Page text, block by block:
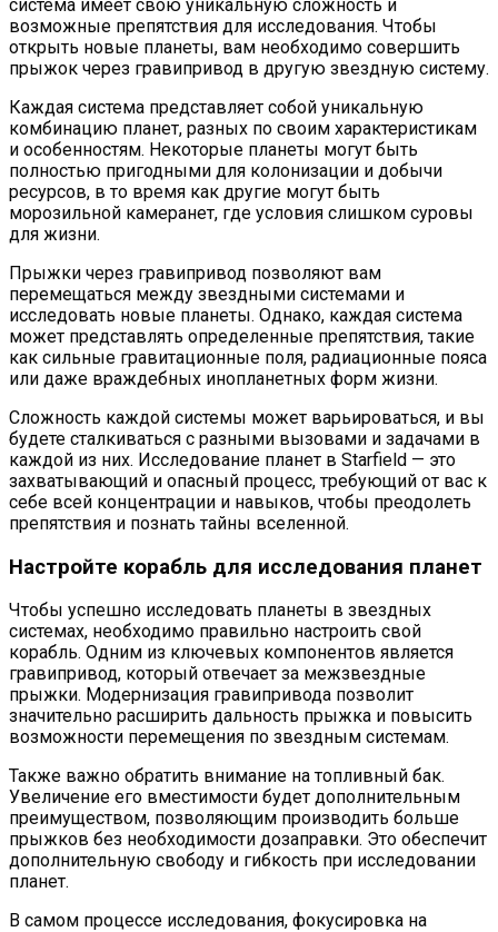
система имеет свою уникальную сложность и
возможные препятствия для исследования. Чтобы
открыть новые планеты, вам необходимо совершить
прыжок через гравипривод в другую звездную систему.
Каждая система представляет собой уникальную
комбинацию планет, разных по своим характеристикам
и особенностям. Некоторые планеты могут быть
полностью пригодными для колонизации и добычи
ресурсов, в то время как другие могут быть
морозильной камеранет, где условия слишком суровы
для жизни.
Прыжки через гравипривод позволяют вам
перемещаться между звездными системами и
исследовать новые планеты. Однако, каждая система
может представлять определенные препятствия, такие
как сильные гравитационные поля, радиационные пояса
или даже враждебных инопланетных форм жизни.
Сложность каждой системы может варьироваться, и вы
будете сталкиваться с разными вызовами и задачами в
каждой из них. Исследование планет в Starfield — это
захватывающий и опасный процесс, требующий от вас к
себе всей концентрации и навыков, чтобы преодолеть
препятствия и познать тайны вселенной.
Настройте корабль для исследования планет
Чтобы успешно исследовать планеты в звездных
системах, необходимо правильно настроить свой
корабль. Одним из ключевых компонентов является
гравипривод, который отвечает за межзвездные
прыжки. Модернизация гравипривода позволит
значительно расширить дальность прыжка и повысить
возможности перемещения по звездным системам.
Также важно обратить внимание на топливный бак.
Увеличение его вместимости будет дополнительным
преимуществом, позволяющим производить больше
прыжков без необходимости дозаправки. Это обеспечит
дополнительную свободу и гибкость при исследовании
планет.
В самом процессе исследования, фокусировка на